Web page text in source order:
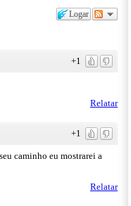
Logar
+1
Relatar
+1
caminho eu mostrarei a
Relatar